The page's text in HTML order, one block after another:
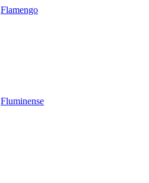
Flamengo
Fluminense